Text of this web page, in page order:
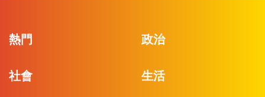
熱門 政治
社會 生活